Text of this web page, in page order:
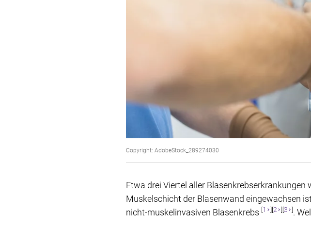
Copyright: AdobeStock_289274030
Etwa drei Viertel aller
Muskelschicht der Blasenwand eingewachsen
nicht-muskelinvasiven Blasenkrebs [1 ][2 ][3 ].